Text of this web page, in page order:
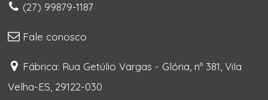
(27) 99879-1187
Fale conosco
Fábrica: Rua Getúlio Vargas - Glória, nº 381, Vila
Velha-ES, 29122-030